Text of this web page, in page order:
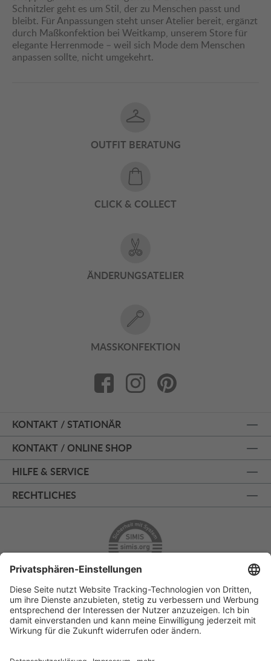
Schnitzler geht es um Stil, der zu Menschen passt und
bleibt. Für Anpassungen steht unser Atelier bereit, ergänzt
durch Maßkonfektion bei Weitkamp, unserem Store für
elegante Herrenmode – weil sich Mode dem Menschen
anpassen sollte, nicht umgekehrt.
OUTFIT BERATUNG
CLICK & COLLECT
ÄNDERUNGSATELIER
MASSKONFEKTION
KONTAKT / STATIONÄR
KONTAKT / ONLINE SHOP
HILFE & SERVICE
RECHTLICHES
ÜBER 125 JAHRE AM PRINZIPALMARKT
PERSÖNLICHE BERATUNG
KOSTENLOSER RÜCKVERSAND